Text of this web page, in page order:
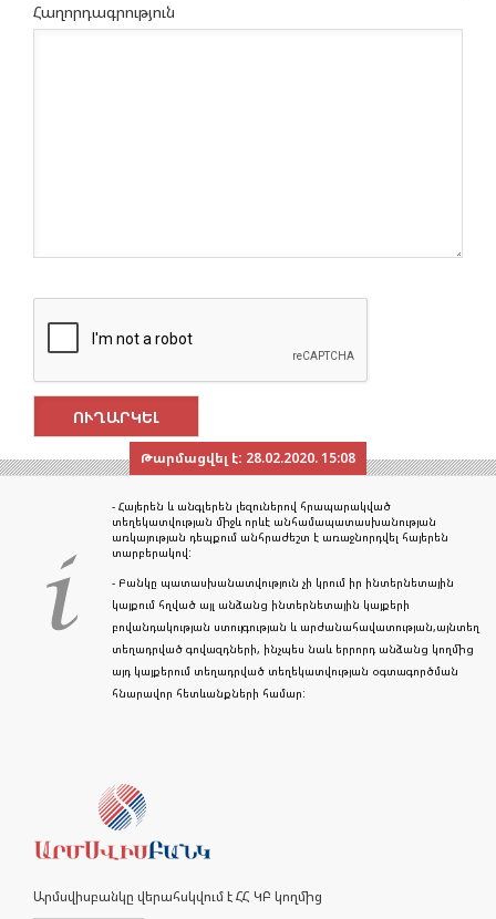
Հաղորդագրություն
Թարմացվել է: 28.02.2020. 15:08
- Հայերեն և անգլերեն լեզուներով հրապարակված
տեղեկատվության միջև որևէ անհամապատասխանության
առկայության դեպքում անհրաժեշտ է առաջնորդվել հայերեն
տարբերակով:
- Բանկը պատասխանատվություն չի կրում իր ինտերնետային
կայքում հղված այլ անձանց ինտերնետային կայքերի
բովանդակության ստույգության և արժանահավատության,այնտեղ
տեղադրված գովազդների, ինչպես նաև երրորդ անձանց կողմից
այդ կայքերում տեղադրված տեղեկատվության օգտագործման
հնարավոր հետևանքների համար:
Արմսվիսբանկը վերահսկվում է ՀՀ ԿԲ կողմից